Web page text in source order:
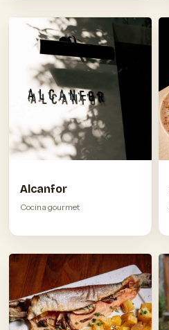
Alcanfor
Cocina gourmet